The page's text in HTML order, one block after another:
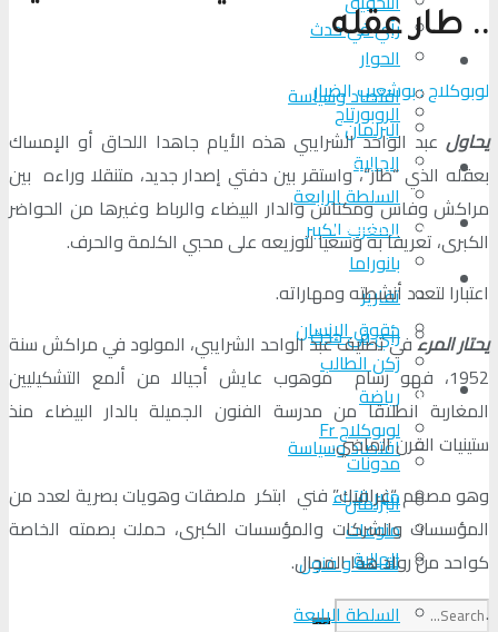
رأي في حدث
المزيد
اقتصاد وسياسة
البرلمان
الجالية
السلطة الرابعة
المغرب الكبير
بانوراما
تقارير
حقوق الإنسان
ركن الطالب
رياضة
لوبوكلاج Fr
مدونات
منبر الآراء
منوعات
ثقافة و فنون
الحوار
الروبورتاج
تحلیل الأحداث
من عين المكان
لوبوكلاج TV
رأي في حدث
المزيد
اقتصاد وسياسة
البرلمان
الجالية
السلطة الرابعة
.. طار عقله
لوبوكلاج : بوشعيب الضبار
يحاول عبد الواحد الشرايبي هذه الأيام جاهدا اللحاق أو الإمساك
بعقله الذي “طار”، واستقر بين دفتي إصدار جديد، متنقلا وراءه بين
مراكش وفاس ومكناس والدار البيضاء والرباط وغيرها من الحواضر
الكبرى، تعريفا به وسعيا لتوزيعه على محبي الكلمة والحرف.
اعتبارا لتعدد أنشطته ومهاراته.
يحتار المرءفي تصنيف عبد الواحد الشرايبي، المولود في مراكش سنة
1952، فهو رسام موهوب عايش أجيالا من ألمع التشكيليين
المغاربة انطلاقا من مدرسة الفنون الجميلة بالدار البيضاء منذ
ستينيات القرن الماضي.
وهو مصمم “غرافيك” فني ابتكر ملصقات وهويات بصرية لعدد من
المؤسسات والشركات والمؤسسات الكبرى، حملت بصمته الخاصة
كواحد من رواد هذا المجال.
.